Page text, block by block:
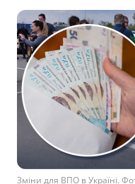
Зміни для ВПО в Україні.